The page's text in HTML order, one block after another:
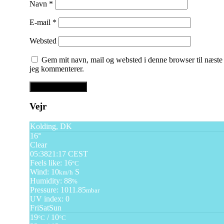
Navn *
E-mail *
Websted
Gem mit navn, mail og websted i denne browser til næste
jeg kommenterer.
Vejr
Kolding, DK
16°
Clear
05:3821:17 CEST
Feels like: 16°C
Wind: 10km/h S
Humidity: 88%
Pressure: 1011.85mbar
UV index: 0
FriSatSun
19°C / 10°C